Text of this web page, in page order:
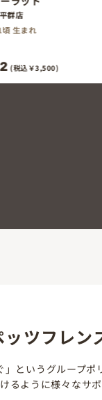
ボラット
トアミ平群店
11/01頃 生まれ
4,164
ツフレン
というグループポ
ように様々なサ